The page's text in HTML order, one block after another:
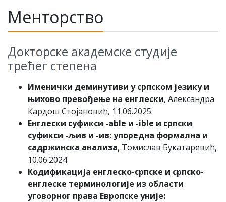
Менторство
Докторске академске студије
трећег степена
Именички деминутиви у српском језику и
њихово превођење на енглески, Александра
Кардош Стојановић, 11.06.2025.
Eнглeски суфикси -able и -ible и српски
суфикси -љив и -ив: упoрeднa фoрмaлнa и
сaдржинскa aнaлизa, Томислав Букатаревић,
10.06.2024.
Кодификација енглеско-српске и српско-
енглеске терминологије из области
уговорног права Европске уније: